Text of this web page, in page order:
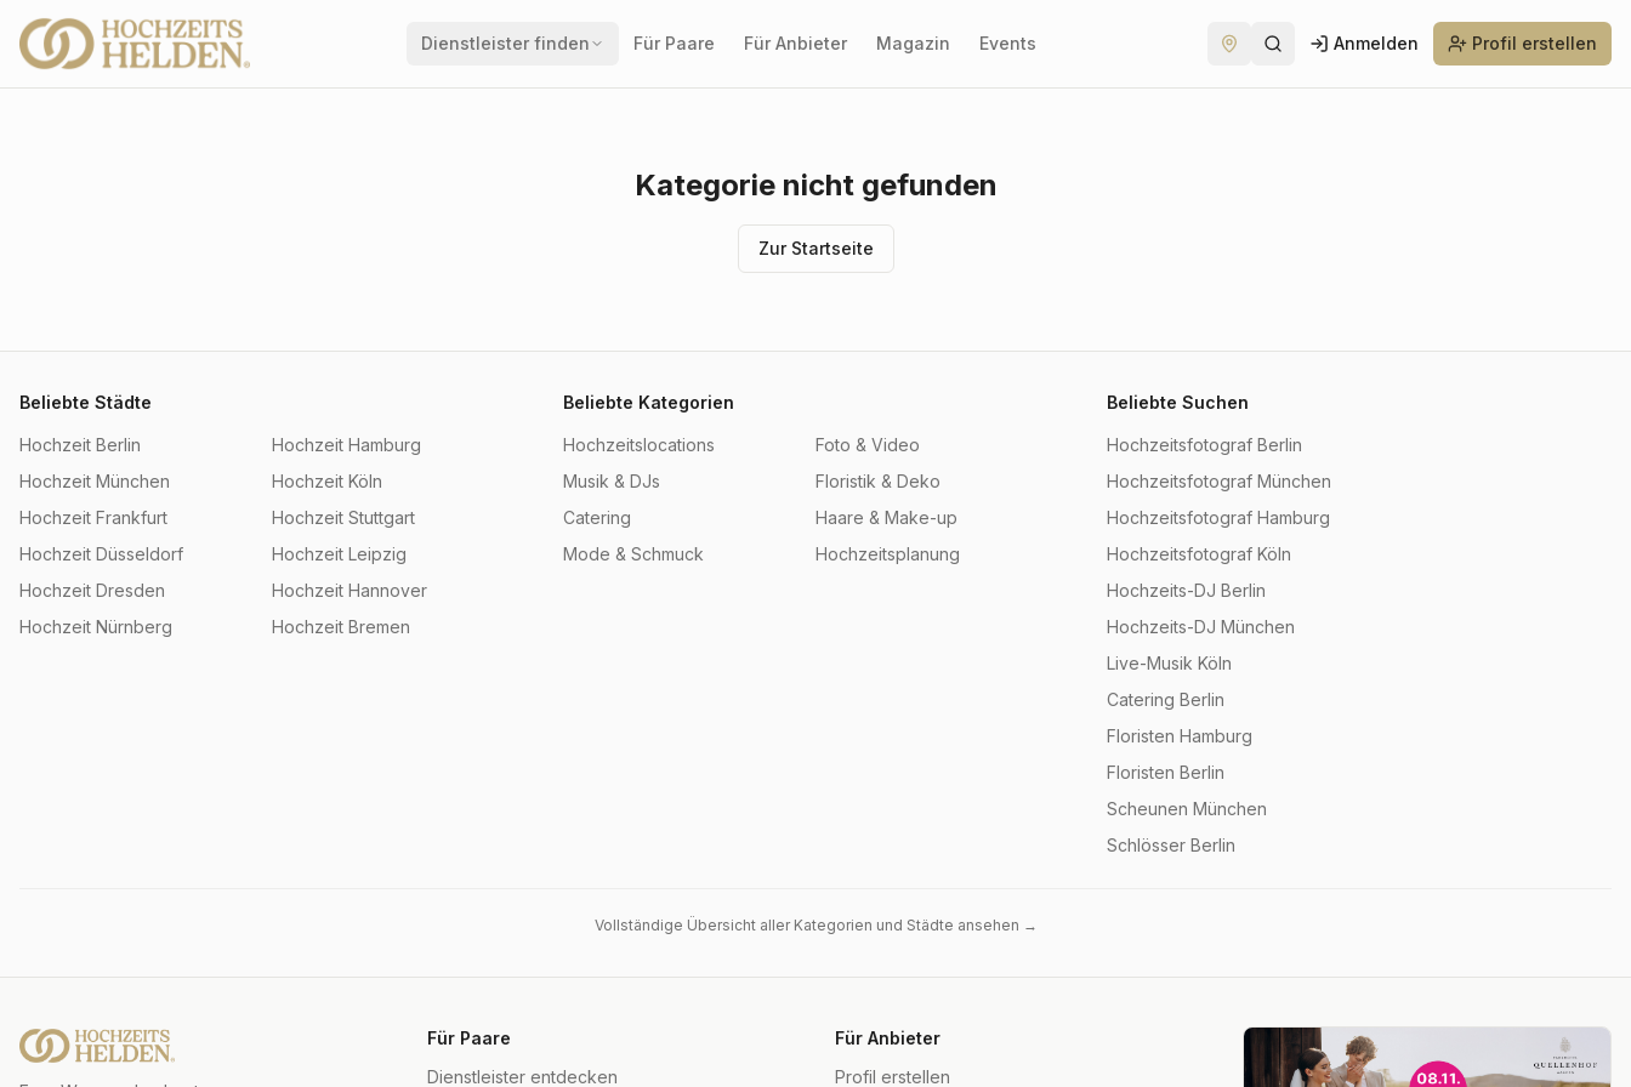
Dienstleister finden Für Paare Für Anbieter Magazin Events Anmelden Profil erstellen
Kategorie nicht gefunden
Zur Startseite
Beliebte Städte
Hochzeit Berlin Hochzeit Hamburg
Hochzeit München Hochzeit Köln
Hochzeit Frankfurt Hochzeit Stuttgart
Hochzeit Düsseldorf Hochzeit Leipzig
Hochzeit Dresden Hochzeit Hannover
Hochzeit Nürnberg Hochzeit Bremen
Beliebte Kategorien
Hochzeitslocations
Foto & Video
Musik & DJs
Floristik & Deko
Catering
Haare & Make-up
Mode & Schmuck
Hochzeitsplanung
Beliebte Suchen
Hochzeitsfotograf Berlin
Hochzeitsfotograf München
Hochzeitsfotograf Hamburg
Hochzeitsfotograf Köln
Hochzeits-DJ Berlin
Hochzeits-DJ München
Live-Musik Köln
Catering Berlin
Floristen Hamburg
Floristen Berlin
Scheunen München
Schlösser Berlin
Vollständige Übersicht aller Kategorien und Städte ansehen →
Für Paare
Dienstleister entdecken
Für Anbieter
Profil erstellen